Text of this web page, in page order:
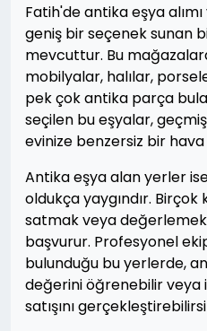
Fatih'de antika eşya
geniş bir seçenek sunan
mevcuttur. Bu
mobilyalar, halılar,
pek çok antika parça
seçilen bu eşyalar,
evinize benzersiz bir
Antika eşya alan yerler
oldukça yaygındır. Birçok
satmak veya
başvurur. Profesyonel
bulunduğu bu yerlerde,
değerini öğrenebilir veya
satışını